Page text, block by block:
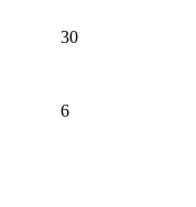
30
6